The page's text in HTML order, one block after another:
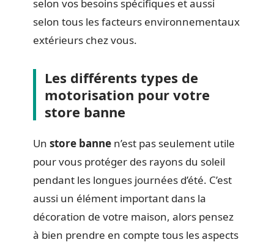
selon vos besoins spécifiques et aussi
selon tous les facteurs environnementaux
extérieurs chez vous.
Les différents types de
motorisation pour votre
store banne
Un store banne n’est pas seulement utile
pour vous protéger des rayons du soleil
pendant les longues journées d’été. C’est
aussi un élément important dans la
décoration de votre maison, alors pensez
à bien prendre en compte tous les aspects